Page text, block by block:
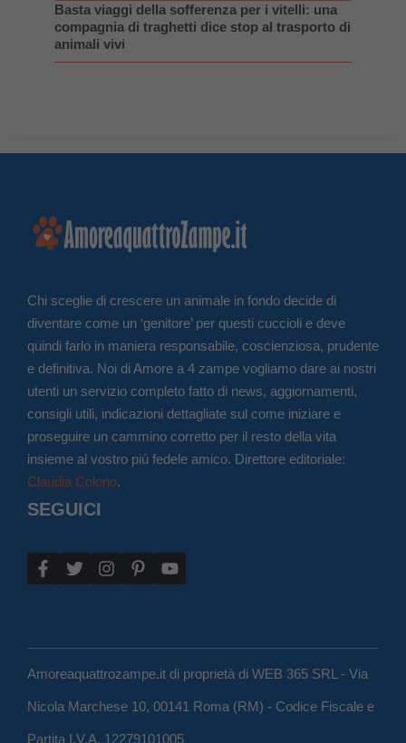
Basta viaggi della sofferenza per i vitelli: una
compagnia di traghetti dice stop al trasporto di
animali vivi
Chi sceglie di crescere un animale in fondo decide di
diventare come un ‘genitore’ per questi cuccioli e deve
quindi farlo in maniera responsabile, coscienziosa, prudente
e definitiva. Noi di Amore a 4 zampe vogliamo dare ai nostri
utenti un servizio completo fatto di news, aggiornamenti,
consigli utili, indicazioni dettagliate sul come iniziare e
proseguire un cammino corretto per il resto della vita
insieme al vostro più fedele amico. Direttore editoriale:
Claudia Colono.
SEGUICI
Amoreaquattrozampe.it di proprietà di WEB 365 SRL - Via
Nicola Marchese 10, 00141 Roma (RM) - Codice Fiscale e
Partita I.V.A. 12279101005